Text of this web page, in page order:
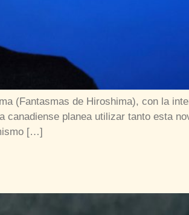
(Fantasmas de Hiroshima), con la
planea utilizar tanto esta
[…]